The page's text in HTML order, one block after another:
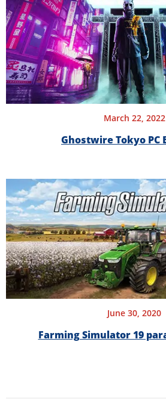
March 22, 2022
Ghostwire Tokyo PC
June 30, 2020
Farming Simulator 19 para